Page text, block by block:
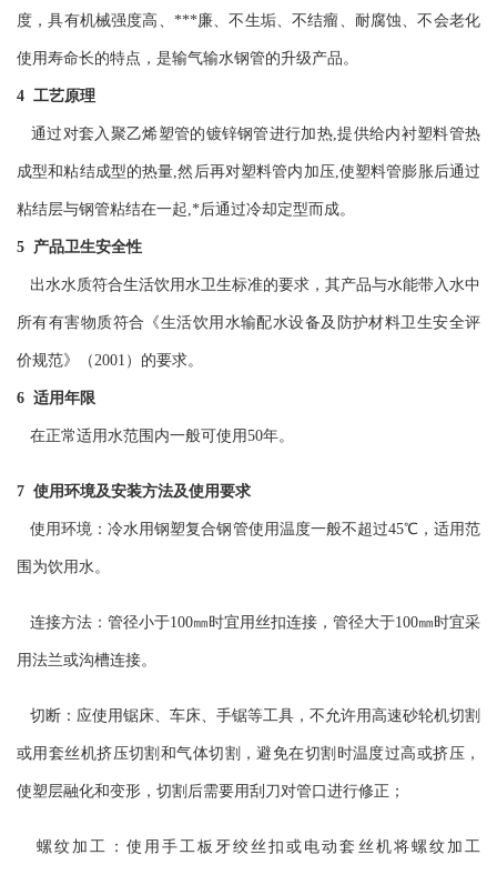
度，具有机械强度高、***廉、不生垢、不结瘤、耐腐蚀、不会老化
使用寿命长的特点，是输气输水钢管的升级产品。
4 工艺原理
通过对套入聚乙烯塑管的镀锌钢管进行加热,提供给内衬塑料管热
成型和粘结成型的热量,然后再对塑料管内加压,使塑料管膨胀后通过
粘结层与钢管粘结在一起,*后通过冷却定型而成。
5 产品卫生安全性
出水水质符合生活饮用水卫生标准的要求，其产品与水能带入水中
所有有害物质符合《生活饮用水输配水设备及防护材料卫生安全评
价规范》（2001）的要求。
6 适用年限
在正常适用水范围内一般可使用50年。
7 使用环境及安装方法及使用要求
使用环境：冷水用钢塑复合钢管使用温度一般不超过45℃，适用范
围为饮用水。
连接方法：管径小于100㎜时宜用丝扣连接，管径大于100㎜时宜采
用法兰或沟槽连接。
切断：应使用锯床、车床、手锯等工具，不允许用高速砂轮机切割
或用套丝机挤压切割和气体切割，避免在切割时温度过高或挤压，
使塑层融化和变形，切割后需要用刮刀对管口进行修正；
螺纹加工：使用手工板牙绞丝扣或电动套丝机将螺纹加工